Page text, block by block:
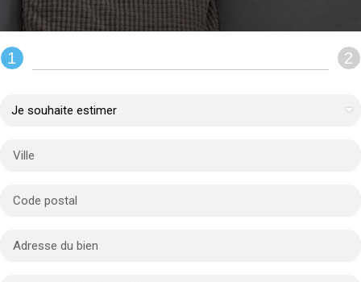
REMPLIR LE FORMULAIRE :
1 2